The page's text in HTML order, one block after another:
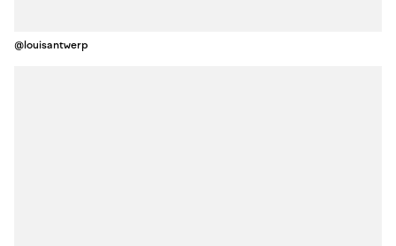
@louisantwerp